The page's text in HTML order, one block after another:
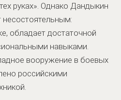
руках». Однако Дандыкин
несостоятельным:
обладает достаточной
навыками.
вооружение в боевых
российскими